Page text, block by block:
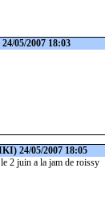
05/2007 18:03
24/05/2007 18:05
2 juin a la jam de roissy